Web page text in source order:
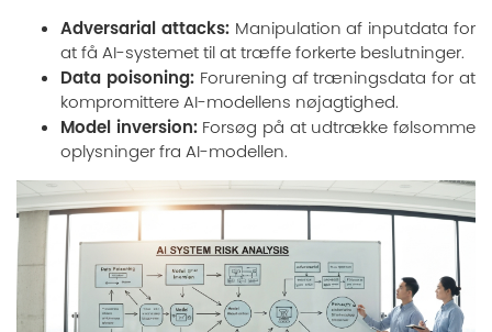
Adversarial attacks:Manipulation af inputdata for
at få AI-systemet til at træffe forkerte beslutninger.
Data poisoning:Forurening af træningsdata for at
kompromittere AI-modellens nøjagtighed.
Model inversion:Forsøg på at udtrække følsomme
oplysninger fra AI-modellen.